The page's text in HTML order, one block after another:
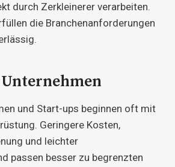
durch Zerkleinerer verarbeiten.
die Branchenanforderungen
und Start-ups beginnen oft mit
Geringere Kosten,
und leichter
passen besser zu begrenzten